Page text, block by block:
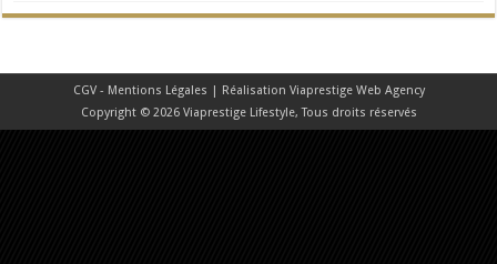
CGV - Mentions Légales | Réalisation Viaprestige Web Agency
Copyright © 2026 Viaprestige Lifestyle, Tous droits réservés